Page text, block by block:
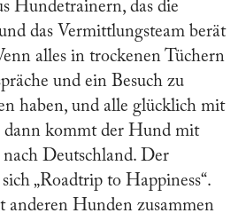
Hundetrainern, das die
das Vermittlungsteam berät
alles in trockenen Tüchern
und ein Besuch zu
haben, und alle glücklich mit
dann kommt der Hund mit
Deutschland. Der
„Roadtrip to Happiness“.
Hunden zusammen